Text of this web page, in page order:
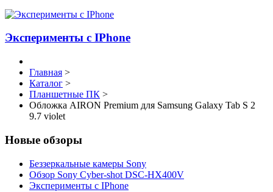
Эксперименты с IPhone
Главная >
Каталог >
Планшетные ПК >
Обложка AIRON Premium для Samsung Galaxy Tab S 2
9.7 violet
Новые обзоры
Беззеркальные камеры Sony
Обзор Sony Cyber-shot DSC-HX400V
Эксперименты с IPhone